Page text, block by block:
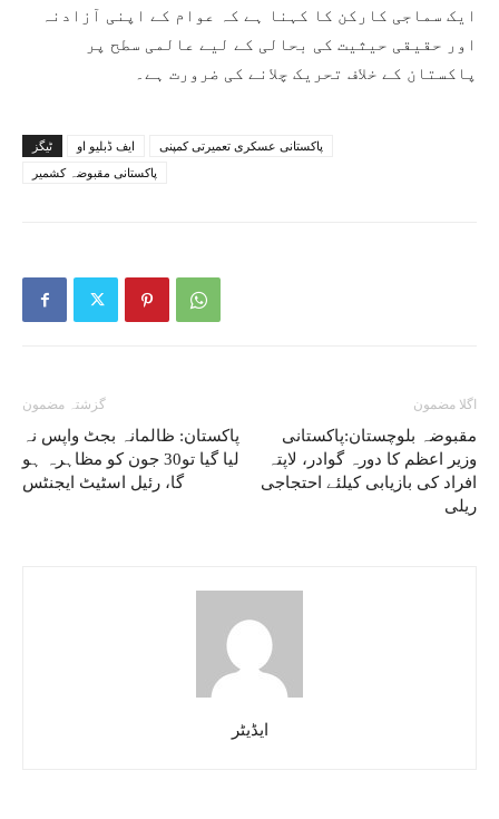
ایک سماجی کارکن کا کہنا ہے کہ عوام کے اپنی آزادنہ
اور حقیقی حیثیت کی بحالی کے لیے عالمی سطح پر
پاکستان کے خلاف تحریک چلانے کی ضرورت ہے۔
ٹیگز ایف ڈبلیو او
پاکستانی عسکری تعمیرتی کمپنی
پاکستانی مقبوضہ کشمیر
گزشتہ مضمون
پاکستان: ظالمانہ بجٹ واپس نہ
لیا گیا تو30 جون کو مظاہرہ ہو
گا، رئیل اسٹیٹ ایجنٹس
اگلا مضمون
مقبوضہ بلوچستان:پاکستانی
وزیر اعظم کا دورہ گوادر، لاپتہ
افراد کی بازیابی کیلئے احتجاجی
ریلی
ایڈیٹر